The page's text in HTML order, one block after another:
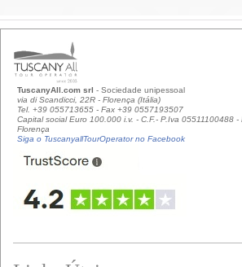
TuscanyAll.com srl - Sociedade unipessoal
via di Scandicci, 22R - Florença (Itália)
Tel. +39 055713655 - Fax +39 0557193507
Capital social Euro 100.000 i.v. - C.F.- P.Iva 05511100488
Florença
Siga o TuscanyallTourOperator no Facebook